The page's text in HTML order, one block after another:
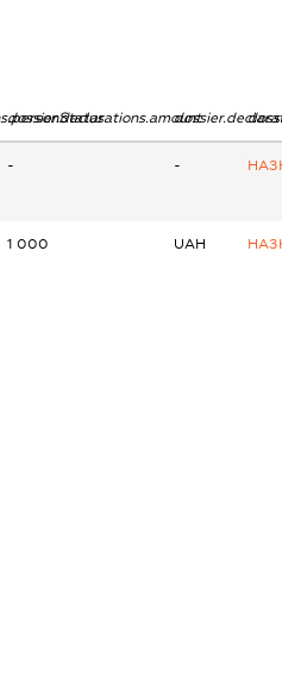
dossier.declarations.amount
- -
1 000 UAH